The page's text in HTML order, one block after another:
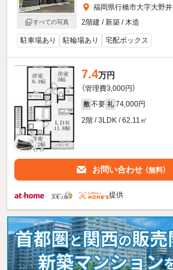
すべての写真
福岡県行橋市大字大野井
2階建 / 新築 / 木造
駐車場あり 駐輪場あり 宅配ボックス
7.4万円
（管理費3,000円）
敷 不要 礼 74,000円
2階 / 3LDK / 62.11㎡
お問い合わせ （無料）
提供